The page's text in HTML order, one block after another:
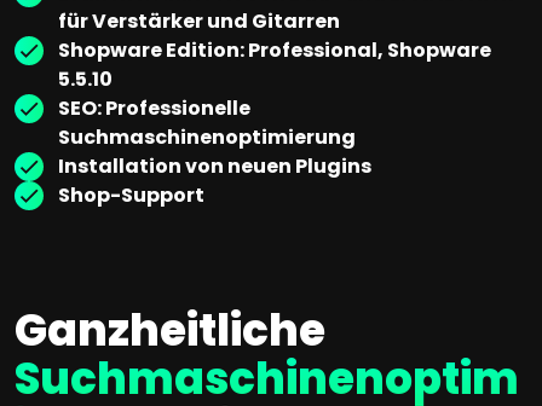
für Verstärker und Gitarren
Shopware Edition: Professional, Shopware
5.5.10
SEO: Professionelle
Suchmaschinenoptimierung
Installation von neuen Plugins
Shop-Support
Ganzheitliche
Suchmaschinenoptim